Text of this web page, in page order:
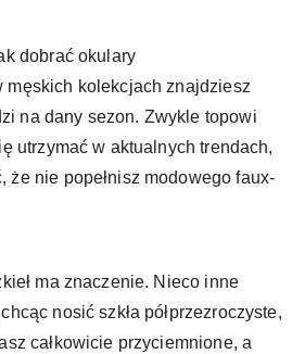
dobrać okulary
męskich kolekcjach znajdziesz
na dany sezon. Zwykle topowi
utrzymać w aktualnych trendach,
nie popełnisz modowego faux-
ma znaczenie. Nieco inne
nosić szkła półprzezroczyste,
całkowicie przyciemnione, a